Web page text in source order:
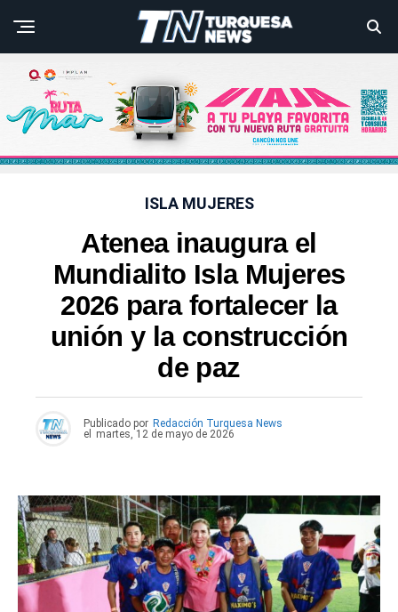
ISLA MUJERES
Atenea inaugura el
Mundialito Isla Mujeres
2026 para fortalecer la
unión y la construcción
de paz
Publicado por Redacción Turquesa News
el
martes, 12 de mayo de 2026